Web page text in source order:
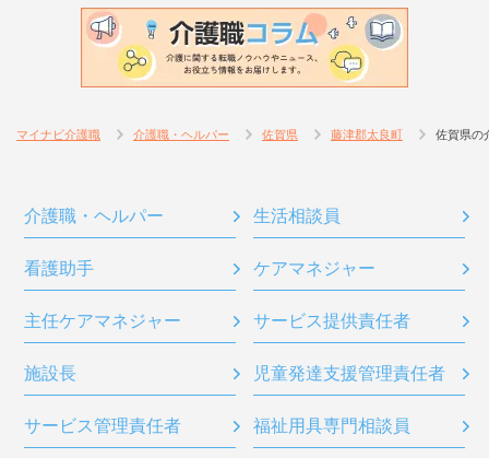
マイナビ介護職 介護職・ヘルパー 佐賀県 藤津郡太良町 佐賀県の
介護職・ヘルパー 生活相談員
看護助手 ケアマネジャー
主任ケアマネジャー サービス提供責任者
施設長 児童発達支援管理責任者
サービス管理責任者 福祉用具専門相談員